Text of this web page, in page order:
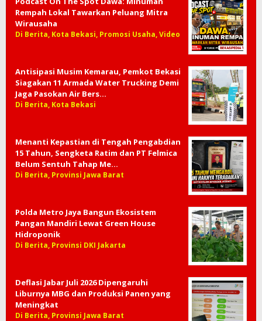
Rempah Lokal Tawarkan Peluang Mitra
Wirausaha
Di Berita, Kota Bekasi, Promosi Usaha, Video
Antisipasi Musim Kemarau, Pemkot Bekasi
Siagakan 11 Armada Water Trucking Demi
Jaga Pasokan Air Bers…
Di Berita, Kota Bekasi
Menanti Kepastian di Tengah Pengabdian
15 Tahun, Sengketa Ratim dan PT Felmica
Belum Sentuh Tahap Me…
Di Berita, Provinsi Jawa Barat
Polda Metro Jaya Bangun Ekosistem
Pangan Mandiri Lewat Green House
Hidroponik
Di Berita, Provinsi DKI Jakarta
Deflasi Jabar Juli 2026 Dipengaruhi
Liburnya MBG dan Produksi Panen yang
Meningkat
Di Berita, Provinsi Jawa Barat